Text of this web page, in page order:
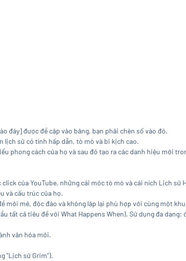
đây] được đề cập vào bảng, bạn phải chèn số vào đó.
lịch sử có tính hấp dẫn, tò mò và bi kịch cao.
phong cách của họ và sau đó tạo ra các danh hiệu mới
của YouTube, những cái móc tò mò và cái ních Lịch sử
và cấu trúc của họ.
mới mẻ, độc đáo và không lặp lại phù hợp với cùng một
tất cả tiêu đề với What Happens When). Sử dụng đa dạng:
văn hóa mới.
"Lịch sử Grim").